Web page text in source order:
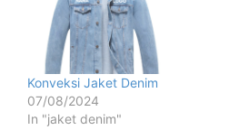
Konveksi Jaket Denim
07/08/2024
In "jaket denim"